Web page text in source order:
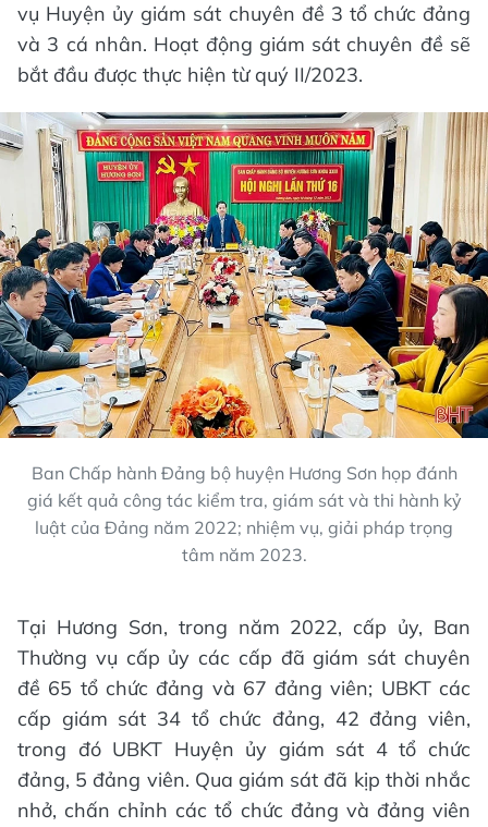
vụ Huyện ủy giám sát chuyên đề 3 tổ chức đảng
và 3 cá nhân. Hoạt động giám sát chuyên đề sẽ
bắt đầu được thực hiện từ quý II/2023.
Ban Chấp hành Đảng bộ huyện Hương Sơn họp đánh
giá kết quả công tác kiểm tra, giám sát và thi hành kỷ
luật của Đảng năm 2022; nhiệm vụ, giải pháp trọng
tâm năm 2023.
Tại Hương Sơn, trong năm 2022, cấp ủy, Ban
Thường vụ cấp ủy các cấp đã giám sát chuyên
đề 65 tổ chức đảng và 67 đảng viên; UBKT các
cấp giám sát 34 tổ chức đảng, 42 đảng viên,
trong đó UBKT Huyện ủy giám sát 4 tổ chức
đảng, 5 đảng viên. Qua giám sát đã kịp thời nhắc
nhở, chấn chỉnh các tổ chức đảng và đảng viên